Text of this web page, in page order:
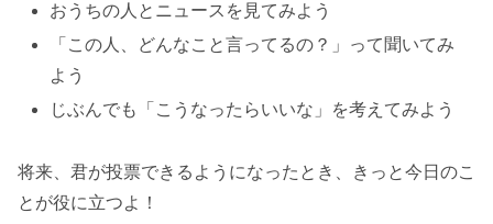
おうちの人とニュースを見てみよう
「この人、どんなこと言ってるの？」って聞いてみ
よう
じぶんでも「こうなったらいいな」を考えてみよう
将来、君が投票できるようになったとき、きっと今日のこ
とが役に立つよ！